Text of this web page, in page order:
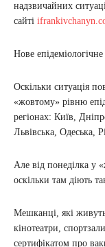
надзвичайних
сайті
Нове
Оскільки ситуація
«жовтому» рівню
регіонах: Київ,
Львівська, Одеська,
Але від понеділка у
оскільки там діють
Мешканці, які
кінотеатри,
сертифікатом про